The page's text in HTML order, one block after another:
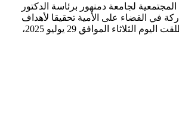
لجامعة دمنهور برئاسة الدكتور
في القضاء على الأمية تحقيقا لأهداف
التنمية المستدامة، انطلقت اليوم الثلاثاء الموافق 29 يوليو 2025،